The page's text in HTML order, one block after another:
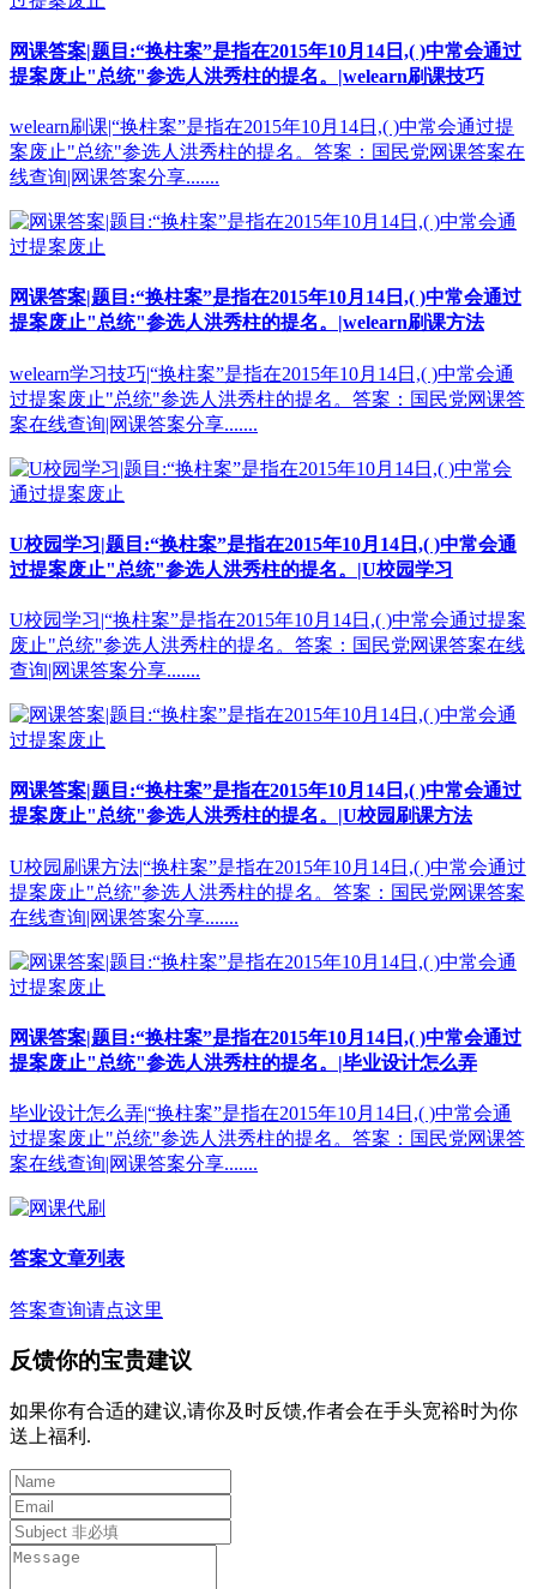
网课答案|题目:“换柱案”是指在2015年10月14日,( )中常会通过
提案废止"总统"参选人洪秀柱的提名。|welearn刷课技巧
welearn刷课|“换柱案”是指在2015年10月14日,( )中常会通过提
案废止"总统"参选人洪秀柱的提名。答案：国民党网课答案在
线查询|网课答案分享.......
网课答案|题目:“换柱案”是指在2015年10月14日,( )中常会通过
提案废止"总统"参选人洪秀柱的提名。|welearn刷课方法
welearn学习技巧|“换柱案”是指在2015年10月14日,( )中常会通
过提案废止"总统"参选人洪秀柱的提名。答案：国民党网课答
案在线查询|网课答案分享.......
U校园学习|题目:“换柱案”是指在2015年10月14日,( )中常会通
过提案废止"总统"参选人洪秀柱的提名。|U校园学习
U校园学习|“换柱案”是指在2015年10月14日,( )中常会通过提案
废止"总统"参选人洪秀柱的提名。答案：国民党网课答案在线
查询|网课答案分享.......
网课答案|题目:“换柱案”是指在2015年10月14日,( )中常会通过
提案废止"总统"参选人洪秀柱的提名。|U校园刷课方法
U校园刷课方法|“换柱案”是指在2015年10月14日,( )中常会通过
提案废止"总统"参选人洪秀柱的提名。答案：国民党网课答案
在线查询|网课答案分享.......
网课答案|题目:“换柱案”是指在2015年10月14日,( )中常会通过
提案废止"总统"参选人洪秀柱的提名。|毕业设计怎么弄
毕业设计怎么弄|“换柱案”是指在2015年10月14日,( )中常会通
过提案废止"总统"参选人洪秀柱的提名。答案：国民党网课答
案在线查询|网课答案分享.......
答案文章列表
答案查询请点这里
反馈你的宝贵建议
如果你有合适的建议,请你及时反馈,作者会在手头宽裕时为你
送上福利.